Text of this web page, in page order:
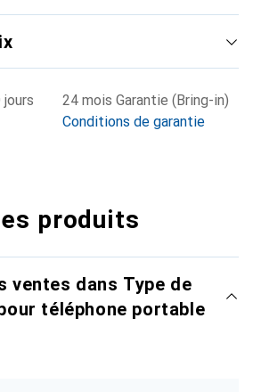
24 mois Garantie (Bring-in)
Conditions de garantie
produits
ventes dans Type de
téléphone portable